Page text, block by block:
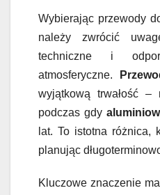
Wybierając przewody
należy zwrócić
techniczne i
atmosferyczne.
wyjątkową trwałość
podczas gdy
lat. To istotna różnica,
planując
Kluczowe znaczenie